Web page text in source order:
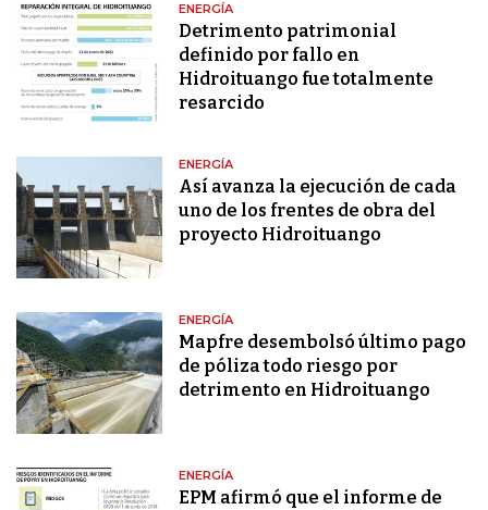
ENERGÍA
Detrimento patrimonial
definido por fallo en
Hidroituango fue totalmente
resarcido
ENERGÍA
Así avanza la ejecución de cada
uno de los frentes de obra del
proyecto Hidroituango
ENERGÍA
Mapfre desembolsó último pago
de póliza todo riesgo por
detrimento en Hidroituango
ENERGÍA
EPM afirmó que el informe de